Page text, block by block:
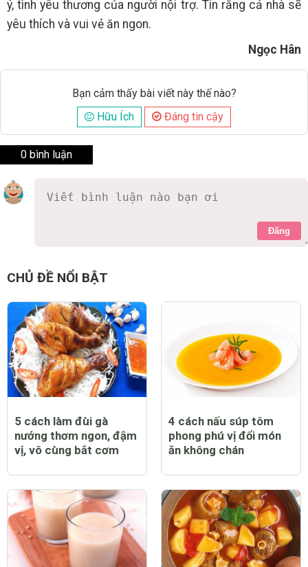
ý, tình yêu thương của người nội trợ. Tin rằng cả nhà sẽ
yêu thích và vui vẻ ăn ngon.
Ngọc Hân
Bạn cảm thấy bài viết này thế nào?
Hữu Ích
Đáng tin cậy
0 bình luận
Đăng
CHỦ ĐỀ NỔI BẬT
5 cách làm đùi gà
nướng thơm ngon, đậm
vị, vô cùng bắt cơm
4 cách nấu súp tôm
phong phú vị đổi món
ăn không chán